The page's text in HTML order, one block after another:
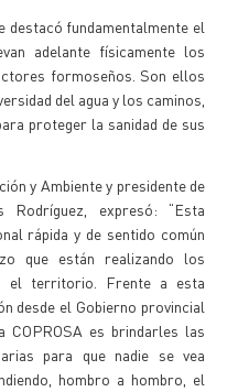
destacó fundamentalmente el
adelante físicamente los
formoseños. Son ellos
del agua y los caminos,
proteger la sanidad de sus
y Ambiente y presidente de
Rodríguez, expresó: “Esta
rápida y de sentido común
que están realizando los
el territorio. Frente a esta
desde el Gobierno provincial
es brindarles las
para que nadie se vea
hombro a hombro, el